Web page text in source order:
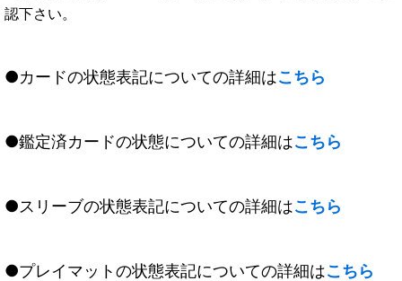
認下さい。
●カードの状態表記についての詳細はこちら
●鑑定済カードの状態についての詳細はこちら
●スリーブの状態表記についての詳細はこちら
●プレイマットの状態表記についての詳細はこちら